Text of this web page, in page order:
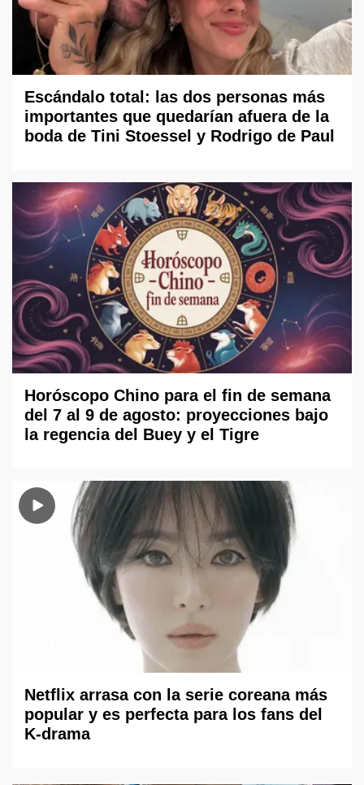
Escándalo total: las dos personas más
importantes que quedarían afuera de la
boda de Tini Stoessel y Rodrigo de Paul
Horóscopo Chino para el fin de semana
del 7 al 9 de agosto: proyecciones bajo
la regencia del Buey y el Tigre
Netflix arrasa con la serie coreana más
popular y es perfecta para los fans del
K-drama